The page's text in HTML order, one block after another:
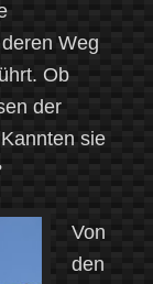
Weg
Ob
der
sie
Von
den